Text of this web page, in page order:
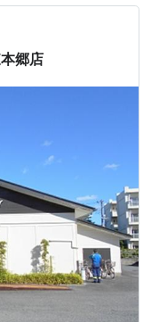
ーグセッ…
郷店